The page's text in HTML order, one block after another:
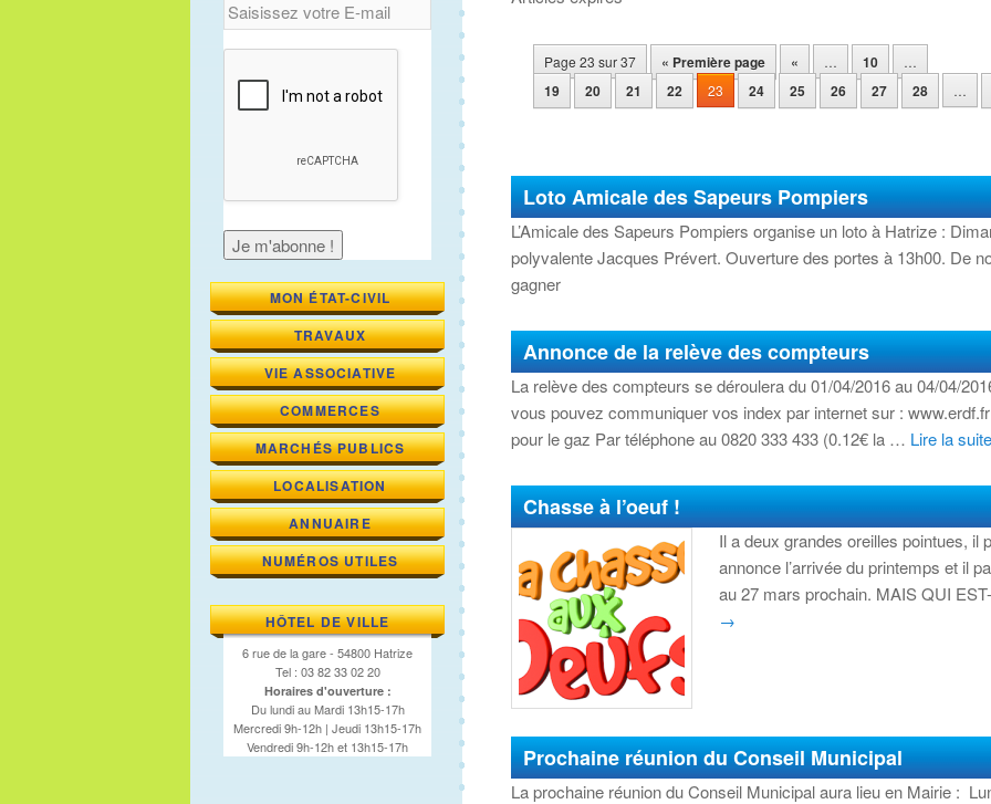
Navigation des articles
Page 23 sur 37 « Première page « … 10 …
19 20 21 22 23 24 25 26 27 28 …
Loto Amicale des Sapeurs Pompiers
L’Amicale des Sapeurs Pompiers organise un loto à Hatrize :
polyvalente Jacques Prévert. Ouverture des portes à 13h00. De
gagner
Annonce de la relève des compteurs
La relève des compteurs se déroulera du 01/04/2016 au 04/04/
vous pouvez communiquer vos index par internet sur :
pour le gaz Par téléphone au 0820 333 433 (0.12€ la … Lire la
Chasse à l’oeuf !
Il a deux grandes oreilles pointues, il
annonce l’arrivée du printemps et il
au 27 mars prochain. MAIS QUI
→
Prochaine réunion du Conseil Municipal
La prochaine réunion du Conseil Municipal aura lieu en Mairie :
MON ÉTAT-CIVIL
TRAVAUX
VIE ASSOCIATIVE
COMMERCES
MARCHÉS PUBLICS
LOCALISATION
ANNUAIRE
NUMÉROS UTILES
HÔTEL DE VILLE
6 rue de la gare - 54800 Hatrize
Tel : 03 82 33 02 20
Horaires d'ouverture :
Du lundi au Mardi 13h15-17h
Mercredi 9h-12h | Jeudi 13h15-17h
Vendredi 9h-12h et 13h15-17h